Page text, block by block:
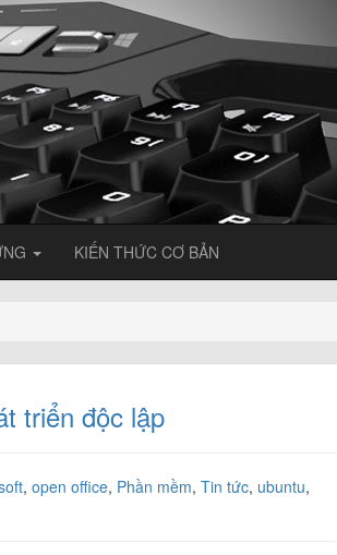
KIẾN THỨC CƠ BẢN
triển độc lập
, open office, Phần mềm, Tin tức, ubuntu,